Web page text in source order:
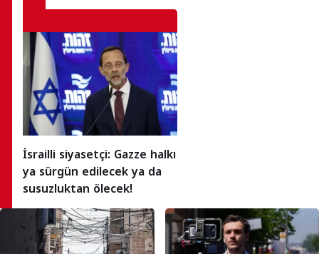
İsrailli siyasetçi: Gazze halkı
ya sürgün edilecek ya da
susuzluktan ölecek!